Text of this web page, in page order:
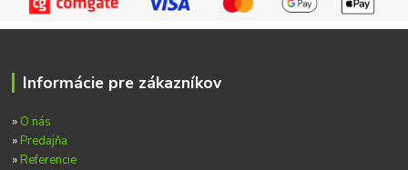
Informácie pre zákazníkov
» O nás
» Predajňa
» Referencie